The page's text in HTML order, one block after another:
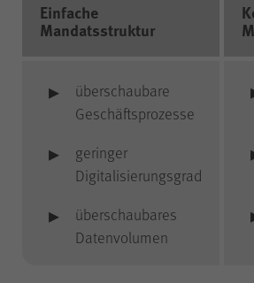
Einfache
Mandatsstruktur
überschaubare
Geschäftsprozesse
geringer
Digitalisierungsgrad
überschaubares
Datenvolumen
bereits
diesem Fall
Wunsch,
erfasst zu
LS-